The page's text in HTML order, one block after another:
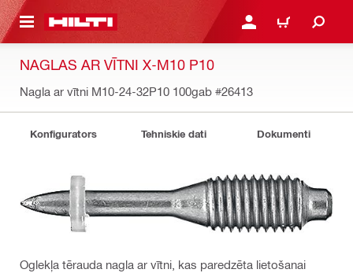
SATURU PIESLĒGTIES VAI
IEPIRKŠANĀS
NAGLAS AR VĪTNI X-M10 P10
Nagla ar vītni M10-24-32P10 100gab #26413
Konfigurators Tehniskie dati Dokumenti
Oglekļa tērauda nagla ar vītni, kas paredzēta lietošanai